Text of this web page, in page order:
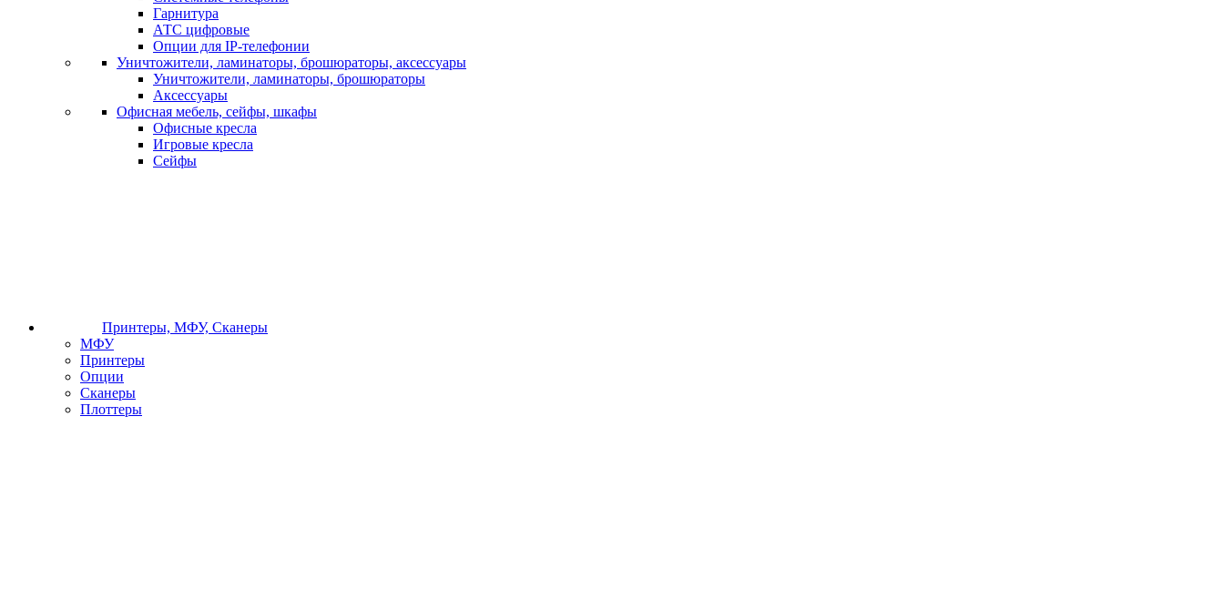
Гарнитура
АТС цифровые
Опции для IP-телефонии
Уничтожители, ламинаторы, брошюраторы, аксессуары
Уничтожители, ламинаторы, брошюраторы
Аксессуары
Офисная мебель, сейфы, шкафы
Офисные кресла
Игровые кресла
Сейфы
Принтеры, МФУ, Сканеры
МФУ
Принтеры
Опции
Сканеры
Плоттеры